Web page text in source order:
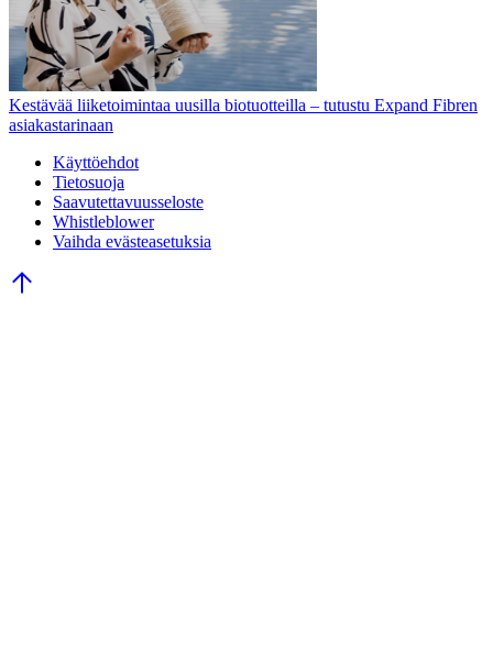
Kestävää liiketoimintaa uusilla biotuotteilla – tutustu Expand Fibren
asiakastarinaan
Käyttöehdot
Tietosuoja
Saavutettavuusseloste
Whistleblower
Vaihda evästeasetuksia